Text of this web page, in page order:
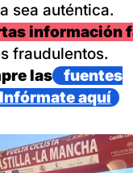
sea auténtica.
información
fraudulentos.
las
fuentes
Infórmate aquí